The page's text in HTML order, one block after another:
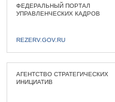
ФЕДЕРАЛЬНЫЙ ПОРТАЛ
УПРАВЛЕНЧЕСКИХ КАДРОВ
REZERV.GOV.RU
АГЕНТСТВО СТРАТЕГИЧЕСКИХ
ИНИЦИАТИВ